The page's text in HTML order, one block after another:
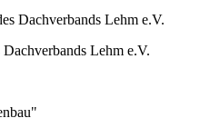
Lehm e.V.